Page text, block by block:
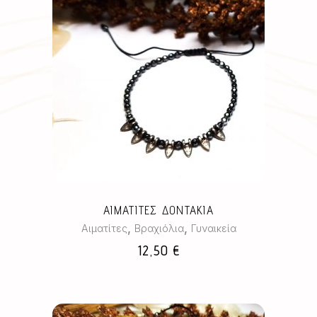
ΑΙΜΑΤΙΤΕΣ ΔΟΝΤΑΚΙΑ
Αιματίτες Βραχιόλια, Γυναικεία
12,50 €